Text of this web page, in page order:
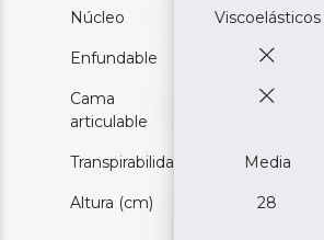
Núcleo Viscoelásticos
Enfundable
Cama
articulable
Transpirabilidad Media
Altura (cm) 28